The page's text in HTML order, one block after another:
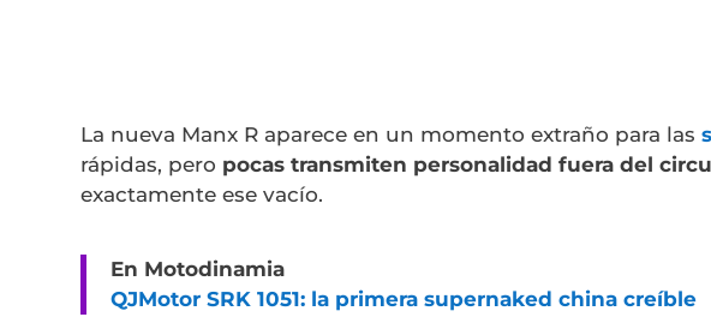
La nueva Manx R aparece en un momento extraño para las
rápidas, pero pocas transmiten personalidad fuera del
exactamente ese vacío.
En Motodinamia
QJMotor SRK 1051: la primera supernaked china creíble